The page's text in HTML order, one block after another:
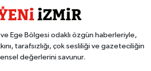
Ege Bölgesi odaklı özgün haberleriyle,
tarafsızlığı, çok sesliliği ve gazeteciliğin
değerlerini savunur.